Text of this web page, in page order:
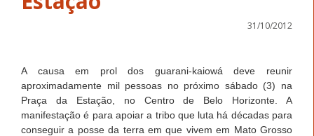
31/10/2012
A causa em prol dos guarani-kaiowá deve reunir
aproximadamente mil pessoas no próximo sábado (3) na
Praça da Estação, no Centro de Belo Horizonte. A
manifestação é para apoiar a tribo que luta há décadas para
conseguir a posse da terra em que vivem em Mato Grosso